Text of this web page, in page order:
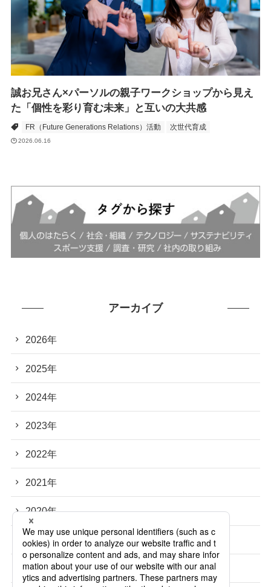
誠お兄さん×パーソルの親子ワークショップから見え
た「個性を彩り育む未来」と互いの大共感
FR（Future Generations Relations）活動 次世代育成
2026.06.16
アーカイブ
2026年
2025年
2024年
2023年
2022年
2021年
2020年
2019年
2018年